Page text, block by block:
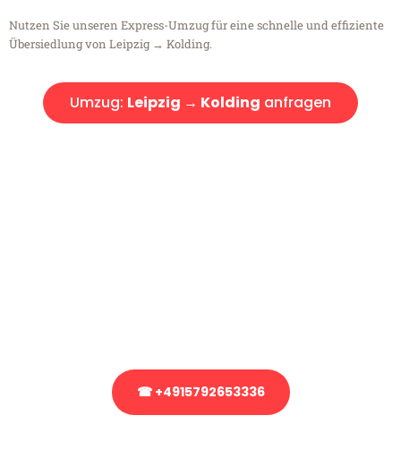
Nutzen Sie unseren Express-Umzug für eine schnelle und effiziente
Übersiedlung von Leipzig → Kolding.
Umzug: Leipzig → Kolding anfragen
☎ +4915792653336